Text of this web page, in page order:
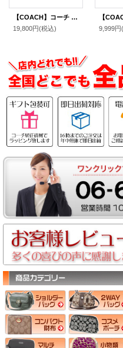
【COACH】コーチ カードケース コーティングキャンバス レザー シグネチャー エッセンシャル キーリング付き ミニ スキニー IDケース コインケース タンキャラメル（日本未発売）
19,800円(税込)
9,999円